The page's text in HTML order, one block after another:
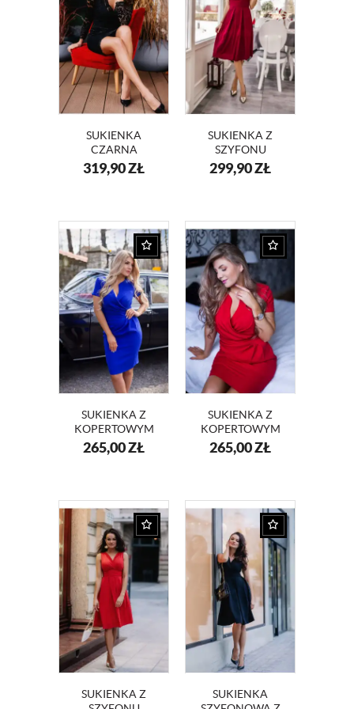
SUKIENKA
CZARNA
WIECZOROWA Z
KORONKI KM289
319,90ZŁ
SUKIENKA Z
SZYFONU
KOPERTOWY
DEKOLT NA
299,90ZŁ
SUKIENKA Z
KOPERTOWYM
DEKOLTEM
KM56-2
265,00ZŁ
SUKIENKA Z
KOPERTOWYM
DEKOLTEM
KM56-1
265,00ZŁ
SUKIENKA Z
SUKIENKA